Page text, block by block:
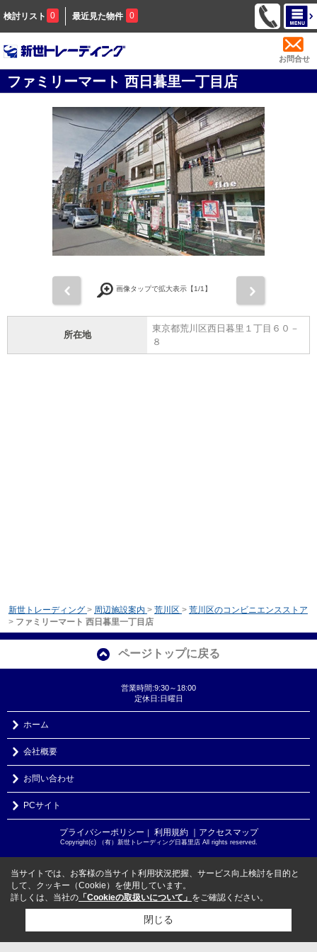
検討リスト 0 最近見た物件 0
お問合せ
ファミリーマート 西日暮里一丁目店
画像タップで拡大表示【1/1】
所在地
東京都荒川区西日暮里１丁目６０－
８
新世トレーディング > 周辺施設案内 > 荒川区 > 荒川区のコンビニエンスストア
> ファミリーマート 西日暮里一丁目店
ページトップに戻る
営業時間:9:30～18:00
定休日:日曜日
ホーム
会社概要
お問い合わせ
PCサイト
プライバシーポリシー ｜ 利用規約 ｜アクセスマップ
Copyright(c) （有）新世トレーディング日暮里店 All rights reserved.
当サイトでは、お客様の当サイト利用状況把握、サービス向上検討を目的と
して、クッキー（Cookie）を使用しています。
詳しくは、当社の 「Cookieの取扱いについて」 をご確認ください。
閉じる